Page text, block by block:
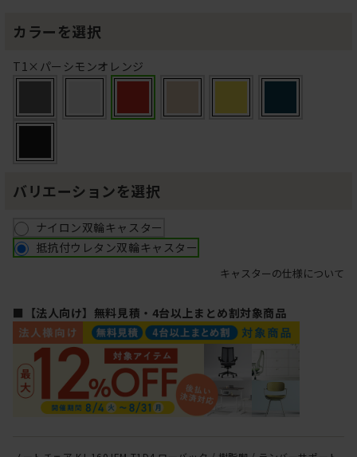
カラーを選択
T1×パーシモンオレンジ
バリエーションを選択
ナイロン双輪キャスター
抵抗付ウレタン双輪キャスター
キャスターの仕様について
■【法人向け】無料見積・4台以上まとめ割対象商品